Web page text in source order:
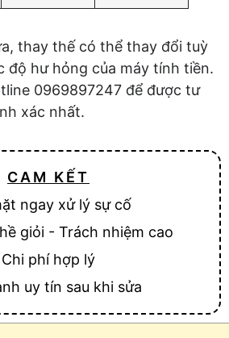
thay thế có thể thay đổi tuỳ
độ hư hỏng của máy tính tiền.
0969897247 để được tư
xác nhất.
CAM KẾT
ngay xử lý sự cố
giỏi - Trách nhiệm cao
Chi phí hợp lý
uy tín sau khi sửa